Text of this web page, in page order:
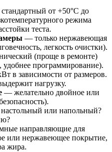
от +50°C до
режима
теста.
— только нержавеющая
легкость очистки).
(проще в ремонте)
программирование).
в зависимости от размеров.
нагрузку.
— желательно двойное или
или напольный?
направляющие для
или нержавеющее покрытие,
жира.